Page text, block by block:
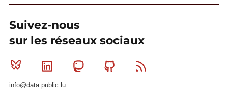
Suivez-nous
sur les réseaux sociaux
Bluesky Linkedin MastodonGithub
info@data.public.lu